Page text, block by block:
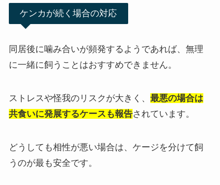
ケンカが続く場合の対応
同居後に噛み合いが頻発するようであれば、無理
に一緒に飼うことはおすすめできません。
ストレスや怪我のリスクが大きく、 最悪の場合は
共食いに発展するケースも報告されています。
どうしても相性が悪い場合は、ケージを分けて飼
うのが最も安全です。